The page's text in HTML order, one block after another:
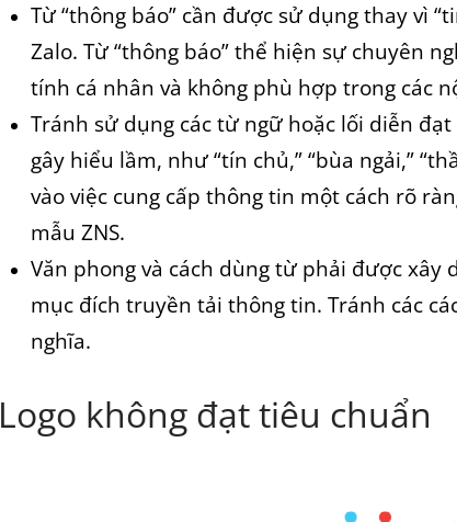
Từ “thông báo” cần được sử dụng thay vì
Zalo. Từ “thông báo” thể hiện sự chuyên
tính cá nhân và không phù hợp trong các
Tránh sử dụng các từ ngữ hoặc lối diễn
gây hiểu lầm, như “tín chủ,” “bùa ngải,”
vào việc cung cấp thông tin một cách rõ
mẫu ZNS.
Văn phong và cách dùng từ phải được
mục đích truyền tải thông tin. Tránh các
nghĩa.
Logo không đạt tiêu chuẩn